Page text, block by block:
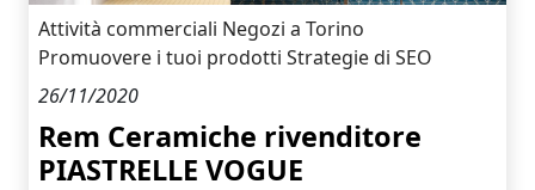
Attività commerciali Negozi a Torino
Promuovere i tuoi prodotti Strategie di SEO
26/11/2020
Rem Ceramiche rivenditore
PIASTRELLE VOGUE